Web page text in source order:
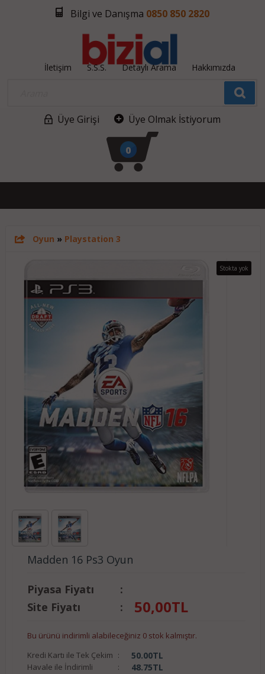
Bilgi ve Danışma 0850 850 2820
İletişim S.S.S. Detaylı Arama Hakkımızda
Üye Girişi Üye Olmak İstiyorum
0
Oyun » Playstation 3
Stokta yok
Madden 16 Ps3 Oyun
Piyasa Fiyatı
:
Site Fiyatı
: 50,00TL
Bu ürünü indirimli alabileceğiniz 0 stok kalmıştır.
Kredi Kartı ile Tek Çekim : 50.00TL
Havale ile İndirimli : 48.75TL